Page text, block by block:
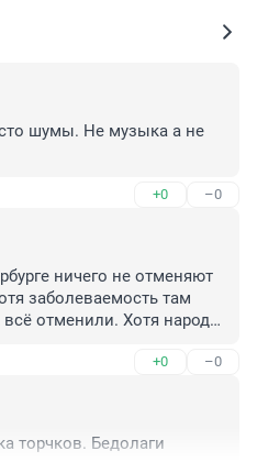
шумы. Не музыка а не
+0 –0
ничего не отменяют
заболеваемость там
отменили. Хотя народу
+0 –0
торчков. Бедолаги